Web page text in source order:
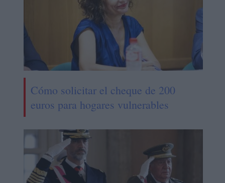
Cómo solicitar el cheque de 200
euros para hogares vulnerables